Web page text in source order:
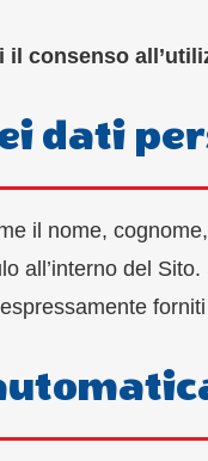
consenso
dati
il nome,
all’interno del
forniti